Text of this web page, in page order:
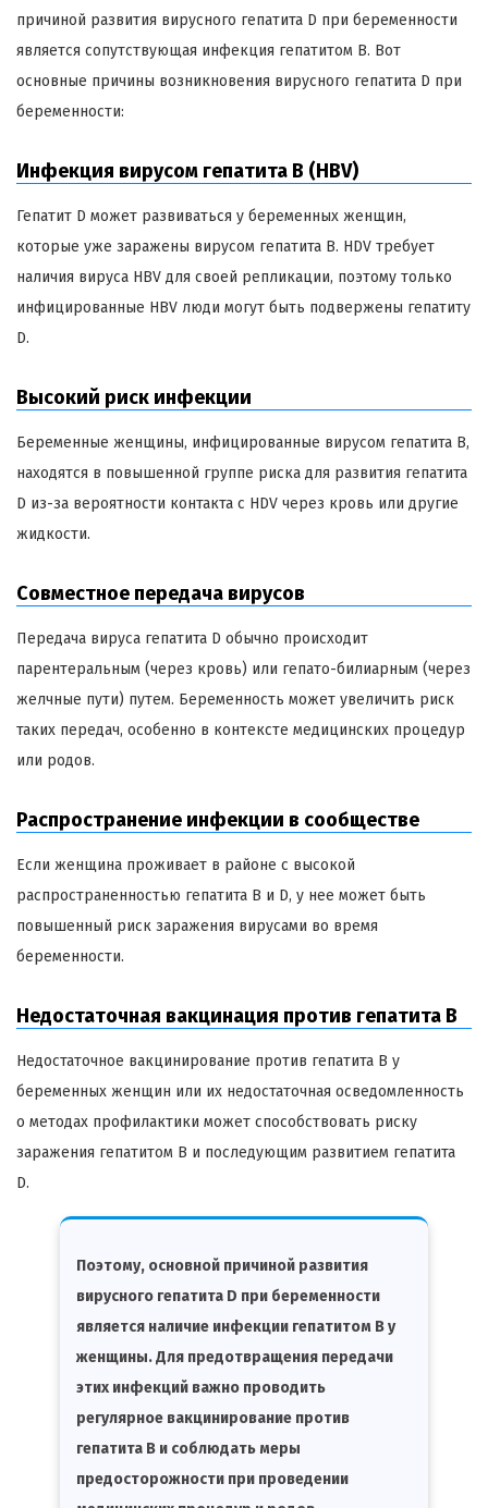
причиной развития вирусного гепатита D при беременности
является сопутствующая инфекция гепатитом B. Вот
основные причины возникновения вирусного гепатита D при
беременности:
Инфекция вирусом гепатита B (HBV)
Гепатит D может развиваться у беременных женщин,
которые уже заражены вирусом гепатита B. HDV требует
наличия вируса HBV для своей репликации, поэтому только
инфицированные HBV люди могут быть подвержены гепатиту
D.
Высокий риск инфекции
Беременные женщины, инфицированные вирусом гепатита B,
находятся в повышенной группе риска для развития гепатита
D из-за вероятности контакта с HDV через кровь или другие
жидкости.
Совместное передача вирусов
Передача вируса гепатита D обычно происходит
парентеральным (через кровь) или гепато-билиарным (через
желчные пути) путем. Беременность может увеличить риск
таких передач, особенно в контексте медицинских процедур
или родов.
Распространение инфекции в сообществе
Если женщина проживает в районе с высокой
распространенностью гепатита B и D, у нее может быть
повышенный риск заражения вирусами во время
беременности.
Недостаточная вакцинация против гепатита B
Недостаточное вакцинирование против гепатита B у
беременных женщин или их недостаточная осведомленность
о методах профилактики может способствовать риску
заражения гепатитом B и последующим развитием гепатита
D.
Поэтому, основной причиной развития
вирусного гепатита D при беременности
является наличие инфекции гепатитом B у
женщины. Для предотвращения передачи
этих инфекций важно проводить
регулярное вакцинирование против
гепатита B и соблюдать меры
предосторожности при проведении